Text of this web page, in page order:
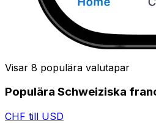
Visar 8 populära valutapar
Populära Schweiziska
CHF till USD